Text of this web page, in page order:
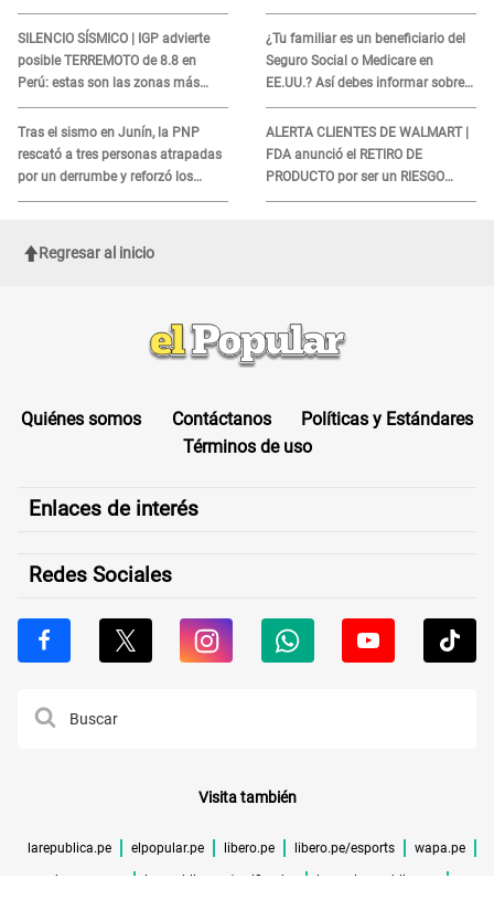
SILENCIO SÍSMICO | IGP advierte
posible TERREMOTO de 8.8 en
Perú: estas son las zonas más
expuestas
Tras el sismo en Junín, la PNP
rescató a tres personas atrapadas
por un derrumbe y reforzó los
operativos de emergencia
¿Tu familiar es un beneficiario del
Seguro Social o Medicare en
EE.UU.? Así debes informar sobre
su muerte para EVITAR COBROS
ALERTA CLIENTES DE WALMART |
FDA anunció el RETIRO DE
PRODUCTO por ser un RIESGO
MORTAL para consumidores: ¿Cuál
Regresar al inicio
Quiénes somos Contáctanos
Políticas y Estándares
Términos de uso
Enlaces de interés
Redes Sociales
Visita también
larepublica.pe elpopular.pe libero.pe libero.pe/esports wapa.pe
buenazo.pe larepublica.pe/verificador lrmas.larepublica.pe